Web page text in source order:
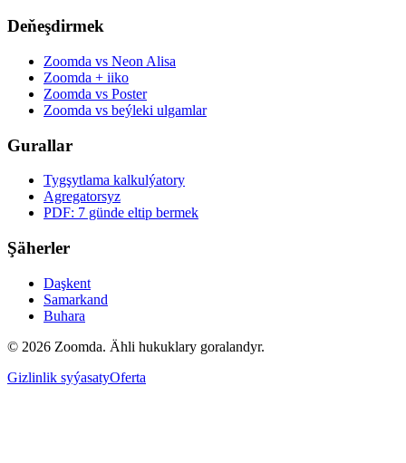
Deňeşdirmek
Zoomda vs Neon Alisa
Zoomda + iiko
Zoomda vs Poster
Zoomda vs beýleki ulgamlar
Gurallar
Tygşytlama kalkulýatory
Agregatorsyz
PDF: 7 günde eltip bermek
Şäherler
Daşkent
Samarkand
Buhara
© 2026 Zoomda. Ähli hukuklary goralandyr.
Gizlinlik syýasatyOferta